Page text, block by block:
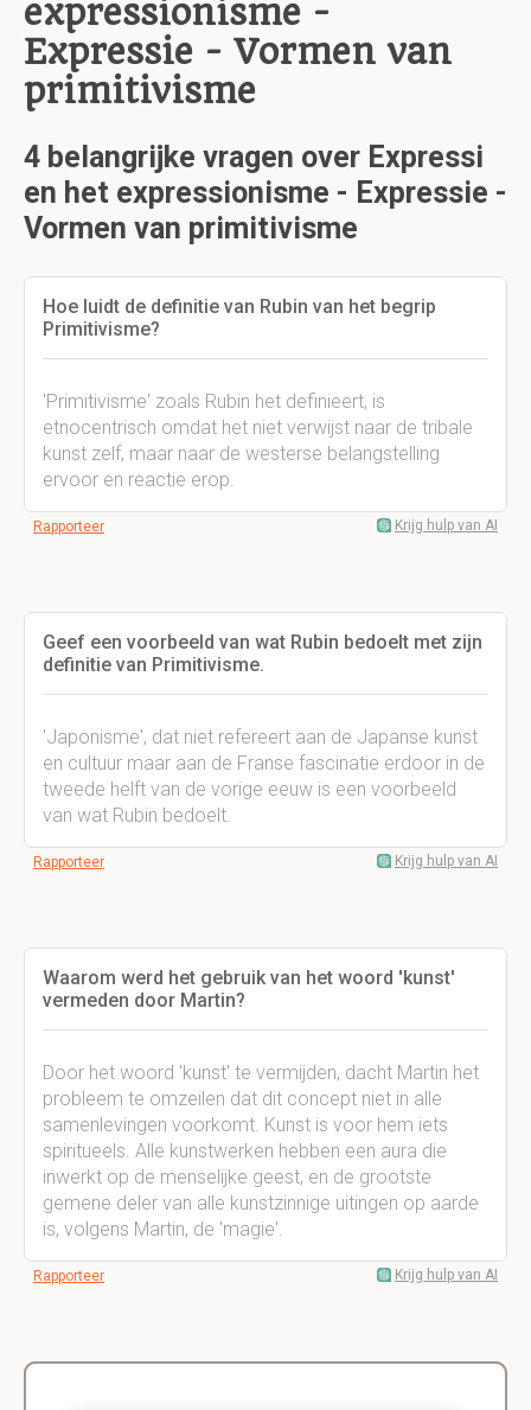
expressionisme -
Expressie - Vormen van
primitivisme
4 belangrijke vragen over Expressi
en het expressionisme - Expressie -
Vormen van primitivisme
Hoe luidt de definitie van Rubin van het begrip
Primitivisme?
'Primitivisme' zoals Rubin het definieert, is
etnocentrisch omdat het niet verwijst naar de tribale
kunst zelf, maar naar de westerse belangstelling
ervoor en reactie erop.
Rapporteer Krijg hulp van AI
Geef een voorbeeld van wat Rubin bedoelt met zijn
definitie van Primitivisme.
'Japonisme', dat niet refereert aan de Japanse kunst
en cultuur maar aan de Franse fascinatie erdoor in de
tweede helft van de vorige eeuw is een voorbeeld
van wat Rubin bedoelt.
Rapporteer Krijg hulp van AI
Waarom werd het gebruik van het woord 'kunst'
vermeden door Martin?
Door het woord 'kunst' te vermijden, dacht Martin het
probleem te omzeilen dat dit concept niet in alle
samenlevingen voorkomt. Kunst is voor hem iets
spiritueels. Alle kunstwerken hebben een aura die
inwerkt op de menselijke geest, en de grootste
gemene deler van alle kunstzinnige uitingen op aarde
is, volgens Martin, de 'magie'.
Rapporteer Krijg hulp van AI